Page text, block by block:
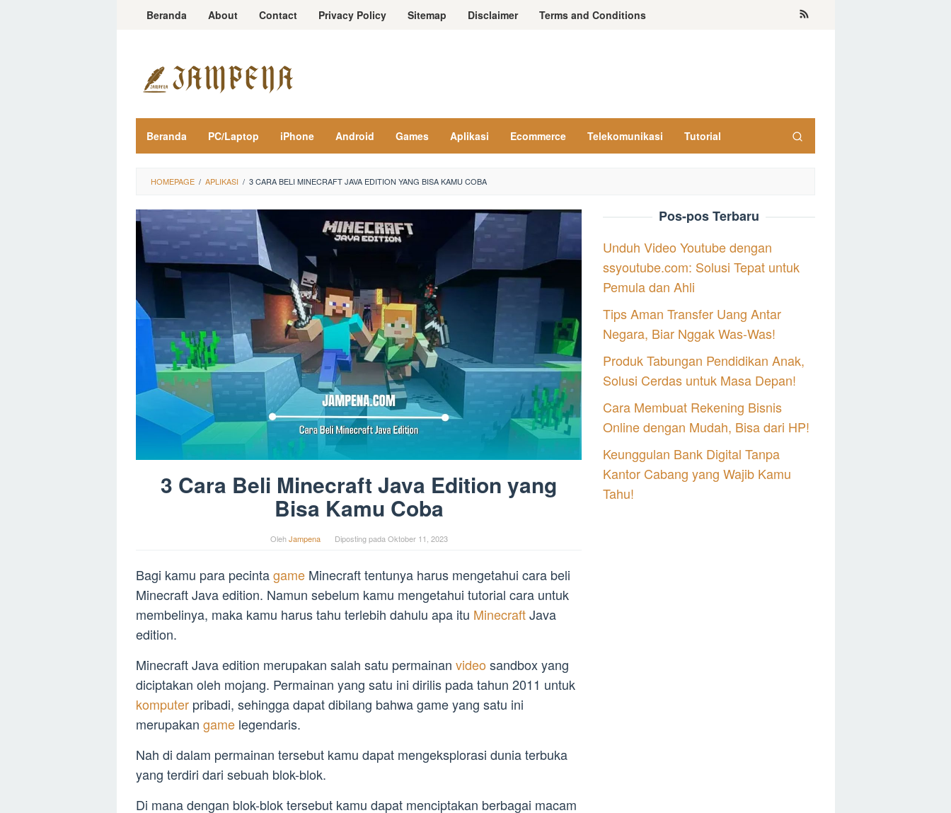
LoncatBeranda About Contact Privacy Policy Sitemap Disclaimer Terms and Conditions
Beranda PC/Laptop iPhone Android Games Aplikasi Ecommerce Telekomunikasi Tutorial
HOMEPAGE / APLIKASI / 3 CARA BELI MINECRAFT JAVA EDITION YANG BISA KAMU COBA
3 Cara Beli Minecraft Java Edition yang
Bisa Kamu Coba
OlehJampena Diposting padaOktober 11, 2023
Bagi kamu para pecintagame Minecraft tentunya harus mengetahui cara beli
Minecraft Java edition. Namun sebelum kamu mengetahui tutorial cara untuk
membelinya, maka kamu harus tahu terlebih dahulu apa itu MinecraftJava
edition.
Minecraft Java edition merupakan salah satu permainan video sandbox yang
diciptakan oleh mojang. Permainan yang satu ini dirilis pada tahun 2011 untuk
komputer pribadi, sehingga dapat dibilang bahwa game yang satu ini
merupakan game legendaris.
Nah di dalam permainan tersebut kamu dapat mengeksplorasi dunia terbuka
yang terdiri dari sebuah blok-blok.
Di mana dengan blok-blok tersebut kamu dapat menciptakan berbagai macam
Pos-pos Terbaru
Unduh Video Youtube dengan
ssyoutube.com: Solusi Tepat untuk
Pemula dan Ahli
Tips Aman Transfer Uang Antar
Negara, Biar Nggak Was-Was!
Produk Tabungan Pendidikan Anak,
Solusi Cerdas untuk Masa Depan!
Cara Membuat Rekening Bisnis
Online dengan Mudah, Bisa dari HP!
Keunggulan Bank Digital Tanpa
Kantor Cabang yang Wajib Kamu
Tahu!